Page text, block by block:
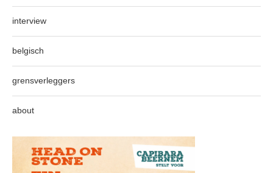
interview
belgisch
grensverleggers
about